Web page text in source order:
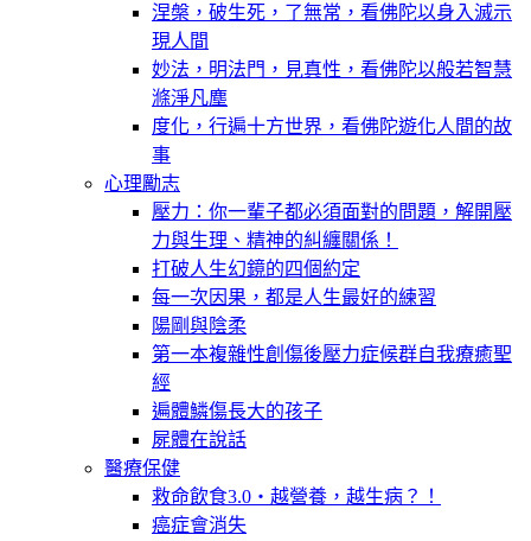
涅槃，破生死，了無常，看佛陀以身入滅示
現人間
妙法，明法門，見真性，看佛陀以般若智慧
滌淨凡塵
度化，行遍十方世界，看佛陀遊化人間的故
事
心理勵志
壓力：你一輩子都必須面對的問題，解開壓
力與生理、精神的糾纏關係！
打破人生幻鏡的四個約定
每一次因果，都是人生最好的練習
陽剛與陰柔
第一本複雜性創傷後壓力症候群自我療癒聖
經
遍體鱗傷長大的孩子
屍體在說話
醫療保健
救命飲食3.0‧越營養，越生病？！
癌症會消失